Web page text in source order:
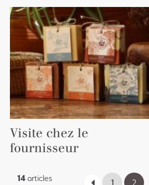
Visite chez le
fournisseur
14 articles 1 2
145 avenue Louis Montagnat,
ZAC Chalençon 2,
84270 Vedène en Provence
LA MARQUE
LES PRODUITS
LA FRANCHISE
ACTUALITÉS
CONTACT
MENTIONS LÉGALES